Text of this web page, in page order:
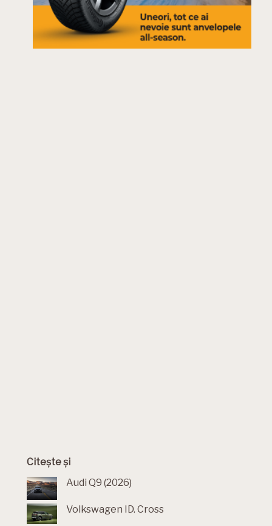
Citește și
Audi Q9 (2026)
Volkswagen ID. Cross